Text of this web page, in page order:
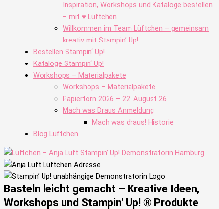
Inspiration, Workshops und Kataloge bestellen
– mit ♥ Lüftchen
Willkommen im Team Lüftchen – gemeinsam
kreativ mit Stampin’ Up!
Bestellen Stampin‘ Up!
Kataloge Stampin‘ Up!
Workshops – Materialpakete
Workshops – Materialpakete
Papiertörn 2026 – 22. August 26
Mach was Draus Anmeldung
Mach was draus! Historie
Blog Lüftchen
Basteln leicht gemacht – Kreative Ideen,
Workshops und Stampin' Up! ® Produkte